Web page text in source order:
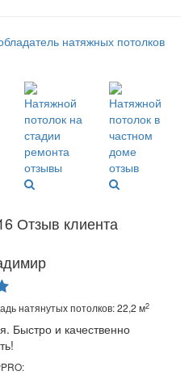
Отзыв клиента
натянутых потолков: 22,2 м2
Быстро и качественно